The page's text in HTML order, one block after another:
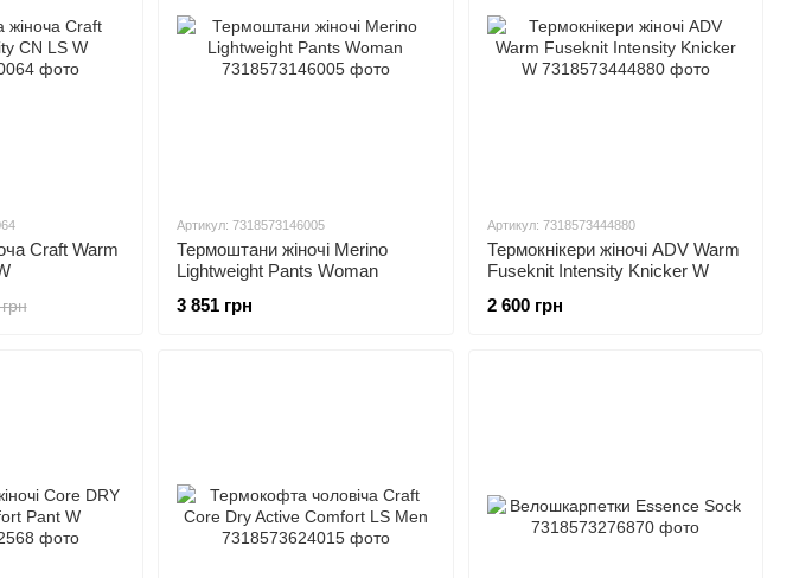
Craft Warm
Артикул: 7318573146005
Термоштани жіночі Merino
Lightweight Pants Woman
3 851 грн
Артикул: 7318573444880
Термокнікери жіночі ADV Warm
Fuseknit Intensity Knicker W
2 600 грн